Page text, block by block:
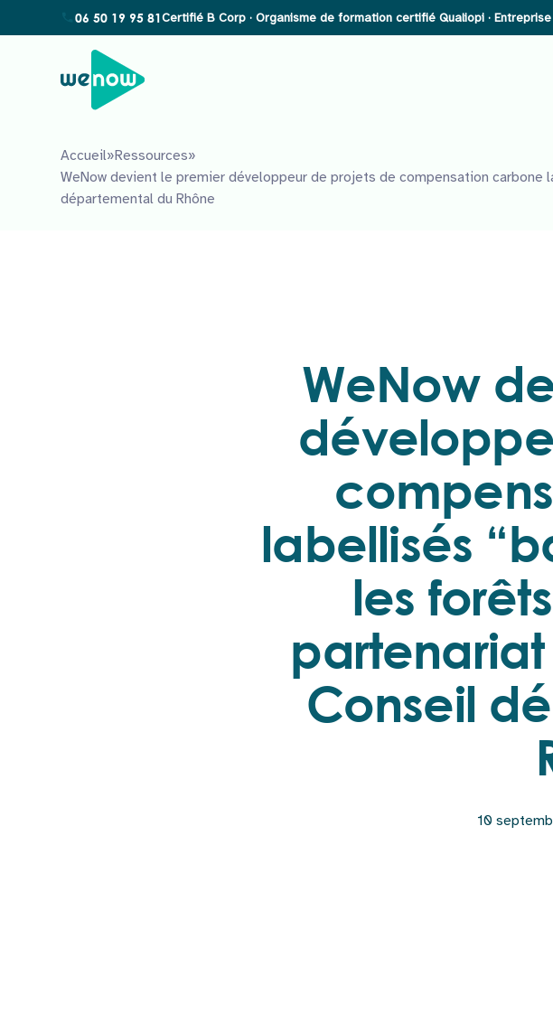
06 50 19 95 81
Accueil»Ressources»
WeNow devient le premier développeur de projets de compensation carbone
départemental du Rhône
WeNow
labellisés
les
partenariat
Conseil
10